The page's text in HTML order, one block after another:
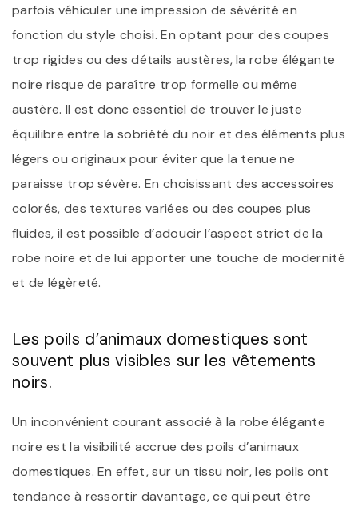
parfois véhiculer une impression de sévérité en
fonction du style choisi. En optant pour des coupes
trop rigides ou des détails austères, la robe élégante
noire risque de paraître trop formelle ou même
austère. Il est donc essentiel de trouver le juste
équilibre entre la sobriété du noir et des éléments plus
légers ou originaux pour éviter que la tenue ne
paraisse trop sévère. En choisissant des accessoires
colorés, des textures variées ou des coupes plus
fluides, il est possible d’adoucir l’aspect strict de la
robe noire et de lui apporter une touche de modernité
et de légèreté.
Les poils d’animaux domestiques sont
souvent plus visibles sur les vêtements
noirs.
Un inconvénient courant associé à la robe élégante
noire est la visibilité accrue des poils d’animaux
domestiques. En effet, sur un tissu noir, les poils ont
tendance à ressortir davantage, ce qui peut être